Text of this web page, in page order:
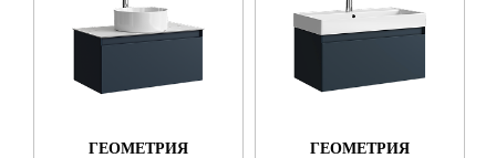
ГЕОМЕТРИЯ ГЕОМЕТРИЯ